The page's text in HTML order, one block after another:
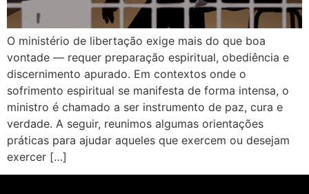
O ministério de libertação exige mais do que boa
vontade — requer preparação espiritual, obediência e
discernimento apurado. Em contextos onde o
sofrimento espiritual se manifesta de forma intensa, o
ministro é chamado a ser instrumento de paz, cura e
verdade. A seguir, reunimos algumas orientações
práticas para ajudar aqueles que exercem ou desejam
exercer […]